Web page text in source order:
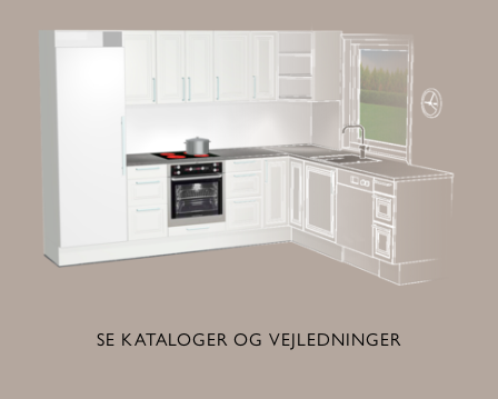
SE KATALOGER OG VEJLEDNINGER